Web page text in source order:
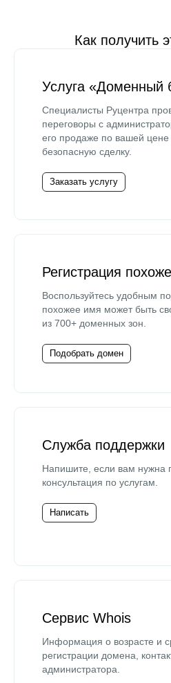
Как получить
Услуга «Доменный
Специалисты Руцентра
переговоры с
его продаже по вашей цене
безопасную сделку.
Заказать услугу
Регистрация
Воспользуйтесь удобным
похожее имя может быть
из 700+ доменных зон.
Подобрать домен
Служба поддержки
Напишите, если вам нужна
консультация по услугам.
Написать
Сервис Whois
Информация о возрасте и
регистрации домена,
администратора.